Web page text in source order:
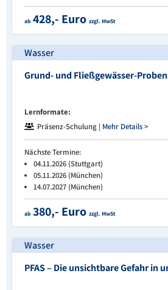
ab 428,- Euro zzgl. MwSt
Wasser
Grund- und Fließgewässer-
Lernformate:
Präsenz-Schulung | Mehr Details >
Nächste Termine:
04.11.2026 (Stuttgart)
05.11.2026 (München)
14.07.2027 (München)
ab 380,- Euro zzgl. MwSt
Wasser
PFAS – Die unsichtbare Gefahr in